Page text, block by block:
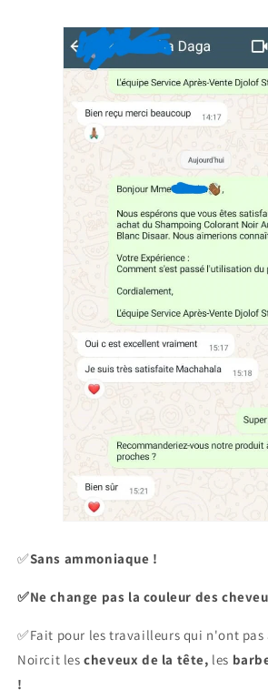
✅Sans ammoniaque !
✅Ne change pas la couleur des
✅Fait pour les travailleurs qui n'ont pas
Noircit lescheveux de la tête, les
!